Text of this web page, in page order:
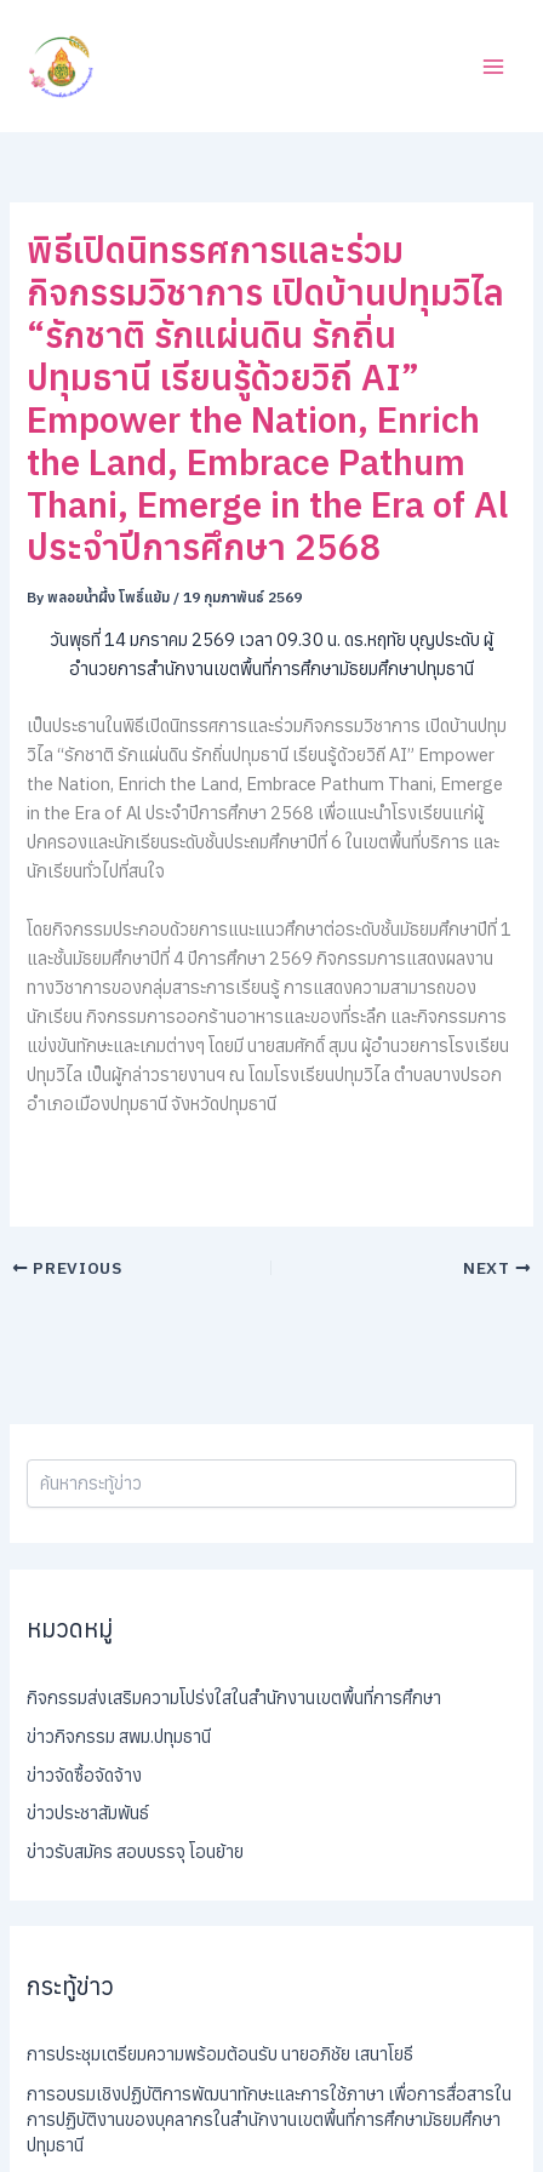
content
พิธีเปิดนิทรรศการและร่วม
กิจกรรมวิชาการ เปิดบ้านปทุมวิไล
“รักชาติ รักแผ่นดิน รักถิ่น
ปทุมธานี เรียนรู้ด้วยวิถี AI”
Empower the Nation, Enrich
the Land, Embrace Pathum
Thani, Emerge in the Era of Al
ประจำปีการศึกษา 2568
Byพลอยน้ำผึ้ง โพธิ์แย้ม /19 กุมภาพันธ์ 2569
วันพุธที่ 14 มกราคม 2569 เวลา 09.30 น. ดร.หฤทัย บุญประดับ ผู้
อำนวยการสำนักงานเขตพื้นที่การศึกษามัธยมศึกษาปทุมธานี
เป็นประธานในพิธีเปิดนิทรรศการและร่วมกิจกรรมวิชาการ เปิดบ้านปทุม
วิไล “รักชาติ รักแผ่นดิน รักถิ่นปทุมธานี เรียนรู้ด้วยวิถี AI” Empower
the Nation, Enrich the Land, Embrace Pathum Thani, Emerge
in the Era of Al ประจำปีการศึกษา 2568 เพื่อแนะนำโรงเรียนแก่ผู้
ปกครองและนักเรียนระดับชั้นประถมศึกษาปีที่ 6 ในเขตพื้นที่บริการ และ
นักเรียนทั่วไปที่สนใจ
โดยกิจกรรมประกอบด้วยการแนะแนวศึกษาต่อระดับชั้นมัธยมศึกษาปีที่ 1
และชั้นมัธยมศึกษาปีที่ 4 ปีการศึกษา 2569 กิจกรรมการแสดงผลงาน
ทางวิชาการของกลุ่มสาระการเรียนรู้ การแสดงความสามารถของ
นักเรียน กิจกรรมการออกร้านอาหารและของที่ระลึก และกิจกรรมการ
แข่งขันทักษะและเกมต่างๆ โดยมี นายสมศักดิ์ สุมน ผู้อำนวยการโรงเรียน
ปทุมวิไล เป็นผู้กล่าวรายงานฯ ณ โดมโรงเรียนปทุมวิไล ตำบลบางปรอก
อำเภอเมืองปทุมธานี จังหวัดปทุมธานี
PREVIOUS NEXT
ห
า
หมวดหมู่
กิจกรรมส่งเสริมความโปร่งใสในสำนักงานเขตพื้นที่การศึกษา
ข่าวกิจกรรม สพม.ปทุมธานี
ข่าวจัดซื้อจัดจ้าง
ข่าวประชาสัมพันธ์
ข่าวรับสมัคร สอบบรรจุ โอนย้าย
กระทู้ข่าว
การประชุมเตรียมความพร้อมต้อนรับ นายอภิชัย เสนาโยธี
การอบรมเชิงปฏิบัติการพัฒนาทักษะและการใช้ภาษา เพื่อการสื่อสารใน
การปฏิบัติงานของบุคลากรในสำนักงานเขตพื้นที่การศึกษามัธยมศึกษา
ปทุมธานี